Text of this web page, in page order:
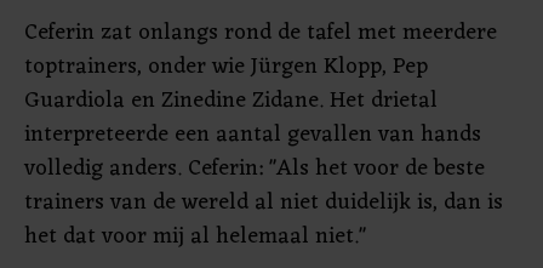
Ceferin zat onlangs rond de tafel met meerdere
toptrainers, onder wie Jürgen Klopp, Pep
Guardiola en Zinedine Zidane. Het drietal
interpreteerde een aantal gevallen van hands
volledig anders. Ceferin: "Als het voor de beste
trainers van de wereld al niet duidelijk is, dan is
het dat voor mij al helemaal niet."